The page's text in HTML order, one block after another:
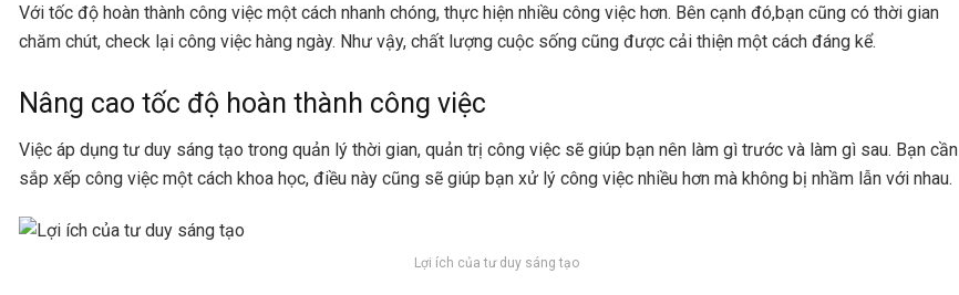
Với tốc độ hoàn thành công việc một cách nhanh chóng, thực hiện nhiều công việc hơn. Bên cạnh đó,bạn cũng có thời gian
chăm chút, check lại công việc hàng ngày. Như vậy, chất lượng cuộc sống cũng được cải thiện một cách đáng kể.
Nâng cao tốc độ hoàn thành công việc
Việc áp dụng tư duy sáng tạo trong quản lý thời gian, quản trị công việc sẽ giúp bạn nên làm gì trước và làm gì sau. Bạn cần
sắp xếp công việc một cách khoa học, điều này cũng sẽ giúp bạn xử lý công việc nhiều hơn mà không bị nhầm lẫn với nhau.
Lợi ích của tư duy sáng tạo